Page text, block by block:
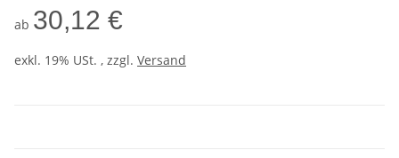
ab 30,12 €
exkl. 19% USt. , zzgl. Versand